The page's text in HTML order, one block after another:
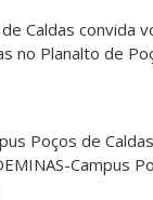
Caldas convida
no Planalto de
Poços de Caldas
Campus